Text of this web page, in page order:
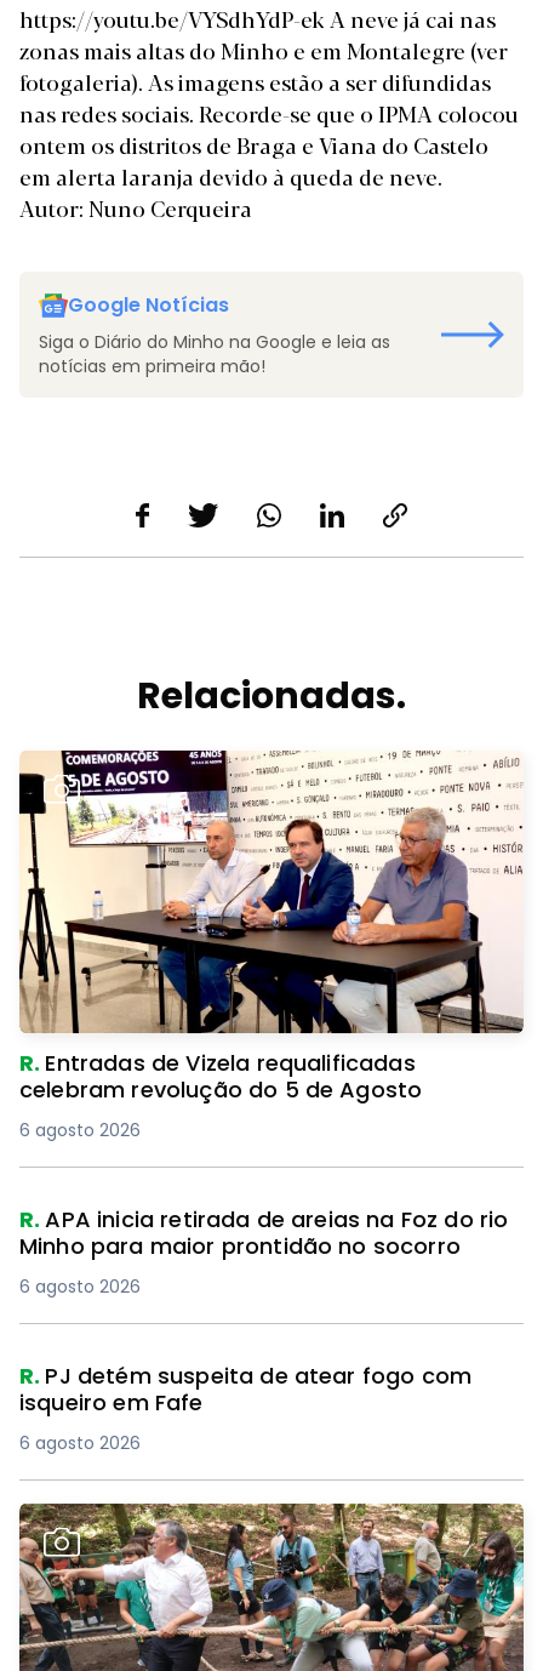
https://youtu.be/VYSdhYdP-ek A neve já cai nas
zonas mais altas do Minho e em Montalegre (ver
fotogaleria). As imagens estão a ser difundidas
nas redes sociais. Recorde-se que o IPMA colocou
ontem os distritos de Braga e Viana do Castelo
em alerta laranja devido à queda de neve.
Autor: Nuno Cerqueira
Google Notícias
Siga o Diário do Minho na Google e leia as
notícias em primeira mão!
Relacionadas.
R. Entradas de Vizela requalificadas
celebram revolução do 5 de Agosto
6 agosto 2026
R.APA inicia retirada de areias na Foz do rio
Minho para maior prontidão no socorro
6 agosto 2026
R. PJ detém suspeita de atear fogo com
isqueiro em Fafe
6 agosto 2026